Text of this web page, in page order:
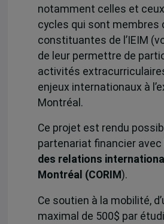
notamment celles et
cycles qui sont membres
constituantes de l’IEIM
de leur permettre de
activités
enjeux internationaux à
Montréal.
Ce projet est rendu
partenariat financier avec
des relations
Montréal (CORIM ).
Ce soutien à la mobilité,
maximal de 500$ par